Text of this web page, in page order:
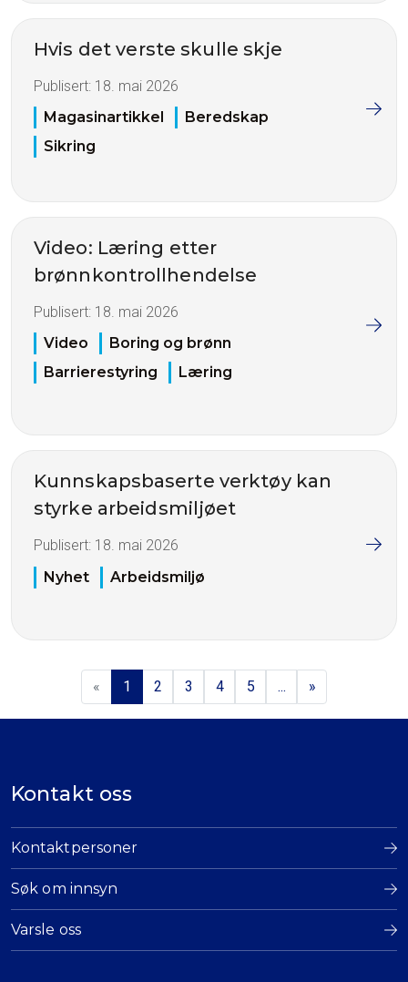
Hvis det verste skulle skje
Publisert: 18. mai 2026
Magasinartikkel
Beredskap
Sikring
Video: Læring etter
brønnkontrollhendelse
Publisert: 18. mai 2026
Video
Boring og brønn
Barrierestyring
Læring
Kunnskapsbaserte verktøy kan
styrke arbeidsmiljøet
Publisert: 18. mai 2026
Nyhet
Arbeidsmiljø
« 1 2 3 4 5 ... »
Kontakt oss
Kontaktpersoner
Søk om innsyn
Varsle oss